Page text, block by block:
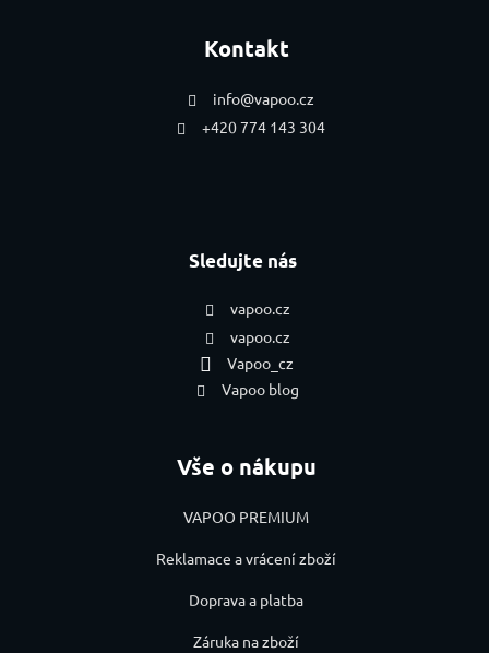
Kontakt
info@vapoo.cz
+420 774 143 304
Sledujte nás
vapoo.cz
vapoo.cz
Vapoo_cz
Vapoo blog
Vše o nákupu
VAPOO PREMIUM
Reklamace a vrácení zboží
Doprava a platba
Záruka na zboží